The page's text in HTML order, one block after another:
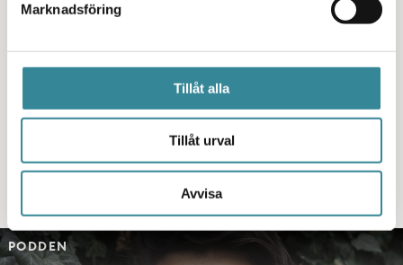
Marknadsföring
Tillåt alla
Tillåt urval
Avvisa
#64 Att fira jul som
I detta avsnitt av Maskrosbarnpodden ger vi tips på
vad man kan göra om julfirandet känns jobbigt, eller
om man inte alls vill fira jul.
PODDEN